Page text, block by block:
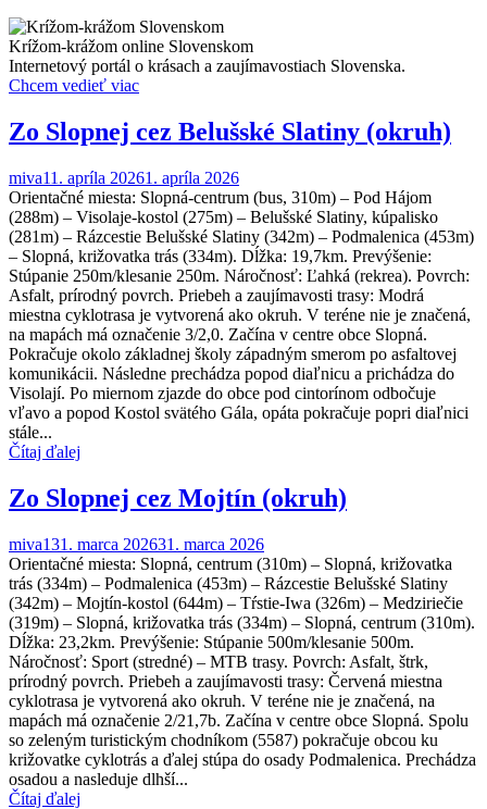
Krížom-krážom online Slovenskom
Internetový portál o krásach a zaujímavostiach Slovenska.
Chcem vedieť viac
Zo Slopnej cez Belušské Slatiny (okruh)
miva11. apríla 20261. apríla 2026
Orientačné miesta: Slopná-centrum (bus, 310m) – Pod Hájom
(288m) – Visolaje-kostol (275m) – Belušské Slatiny, kúpalisko
(281m) – Rázcestie Belušské Slatiny (342m) – Podmalenica (453m)
– Slopná, križovatka trás (334m). Dĺžka: 19,7km. Prevýšenie:
Stúpanie 250m/klesanie 250m. Náročnosť: Ľahká (rekrea). Povrch:
Asfalt, prírodný povrch. Priebeh a zaujímavosti trasy: Modrá
miestna cyklotrasa je vytvorená ako okruh. V teréne nie je značená,
na mapách má označenie 3/2,0. Začína v centre obce Slopná.
Pokračuje okolo základnej školy západným smerom po asfaltovej
komunikácii. Následne prechádza popod diaľnicu a prichádza do
Visolají. Po miernom zjazde do obce pod cintorínom odbočuje
vľavo a popod Kostol svätého Gála, opáta pokračuje popri diaľnici
stále...
Čítaj ďalej
Zo Slopnej cez Mojtín (okruh)
miva131. marca 202631. marca 2026
Orientačné miesta: Slopná, centrum (310m) – Slopná, križovatka
trás (334m) – Podmalenica (453m) – Rázcestie Belušské Slatiny
(342m) – Mojtín-kostol (644m) – Tŕstie-Iwa (326m) – Medziriečie
(319m) – Slopná, križovatka trás (334m) – Slopná, centrum (310m).
Dĺžka: 23,2km. Prevýšenie: Stúpanie 500m/klesanie 500m.
Náročnosť: Sport (stredné) – MTB trasy. Povrch: Asfalt, štrk,
prírodný povrch. Priebeh a zaujímavosti trasy: Červená miestna
cyklotrasa je vytvorená ako okruh. V teréne nie je značená, na
mapách má označenie 2/21,7b. Začína v centre obce Slopná. Spolu
so zeleným turistickým chodníkom (5587) pokračuje obcou ku
križovatke cyklotrás a ďalej stúpa do osady Podmalenica. Prechádza
osadou a nasleduje dlhší...
Čítaj ďalej